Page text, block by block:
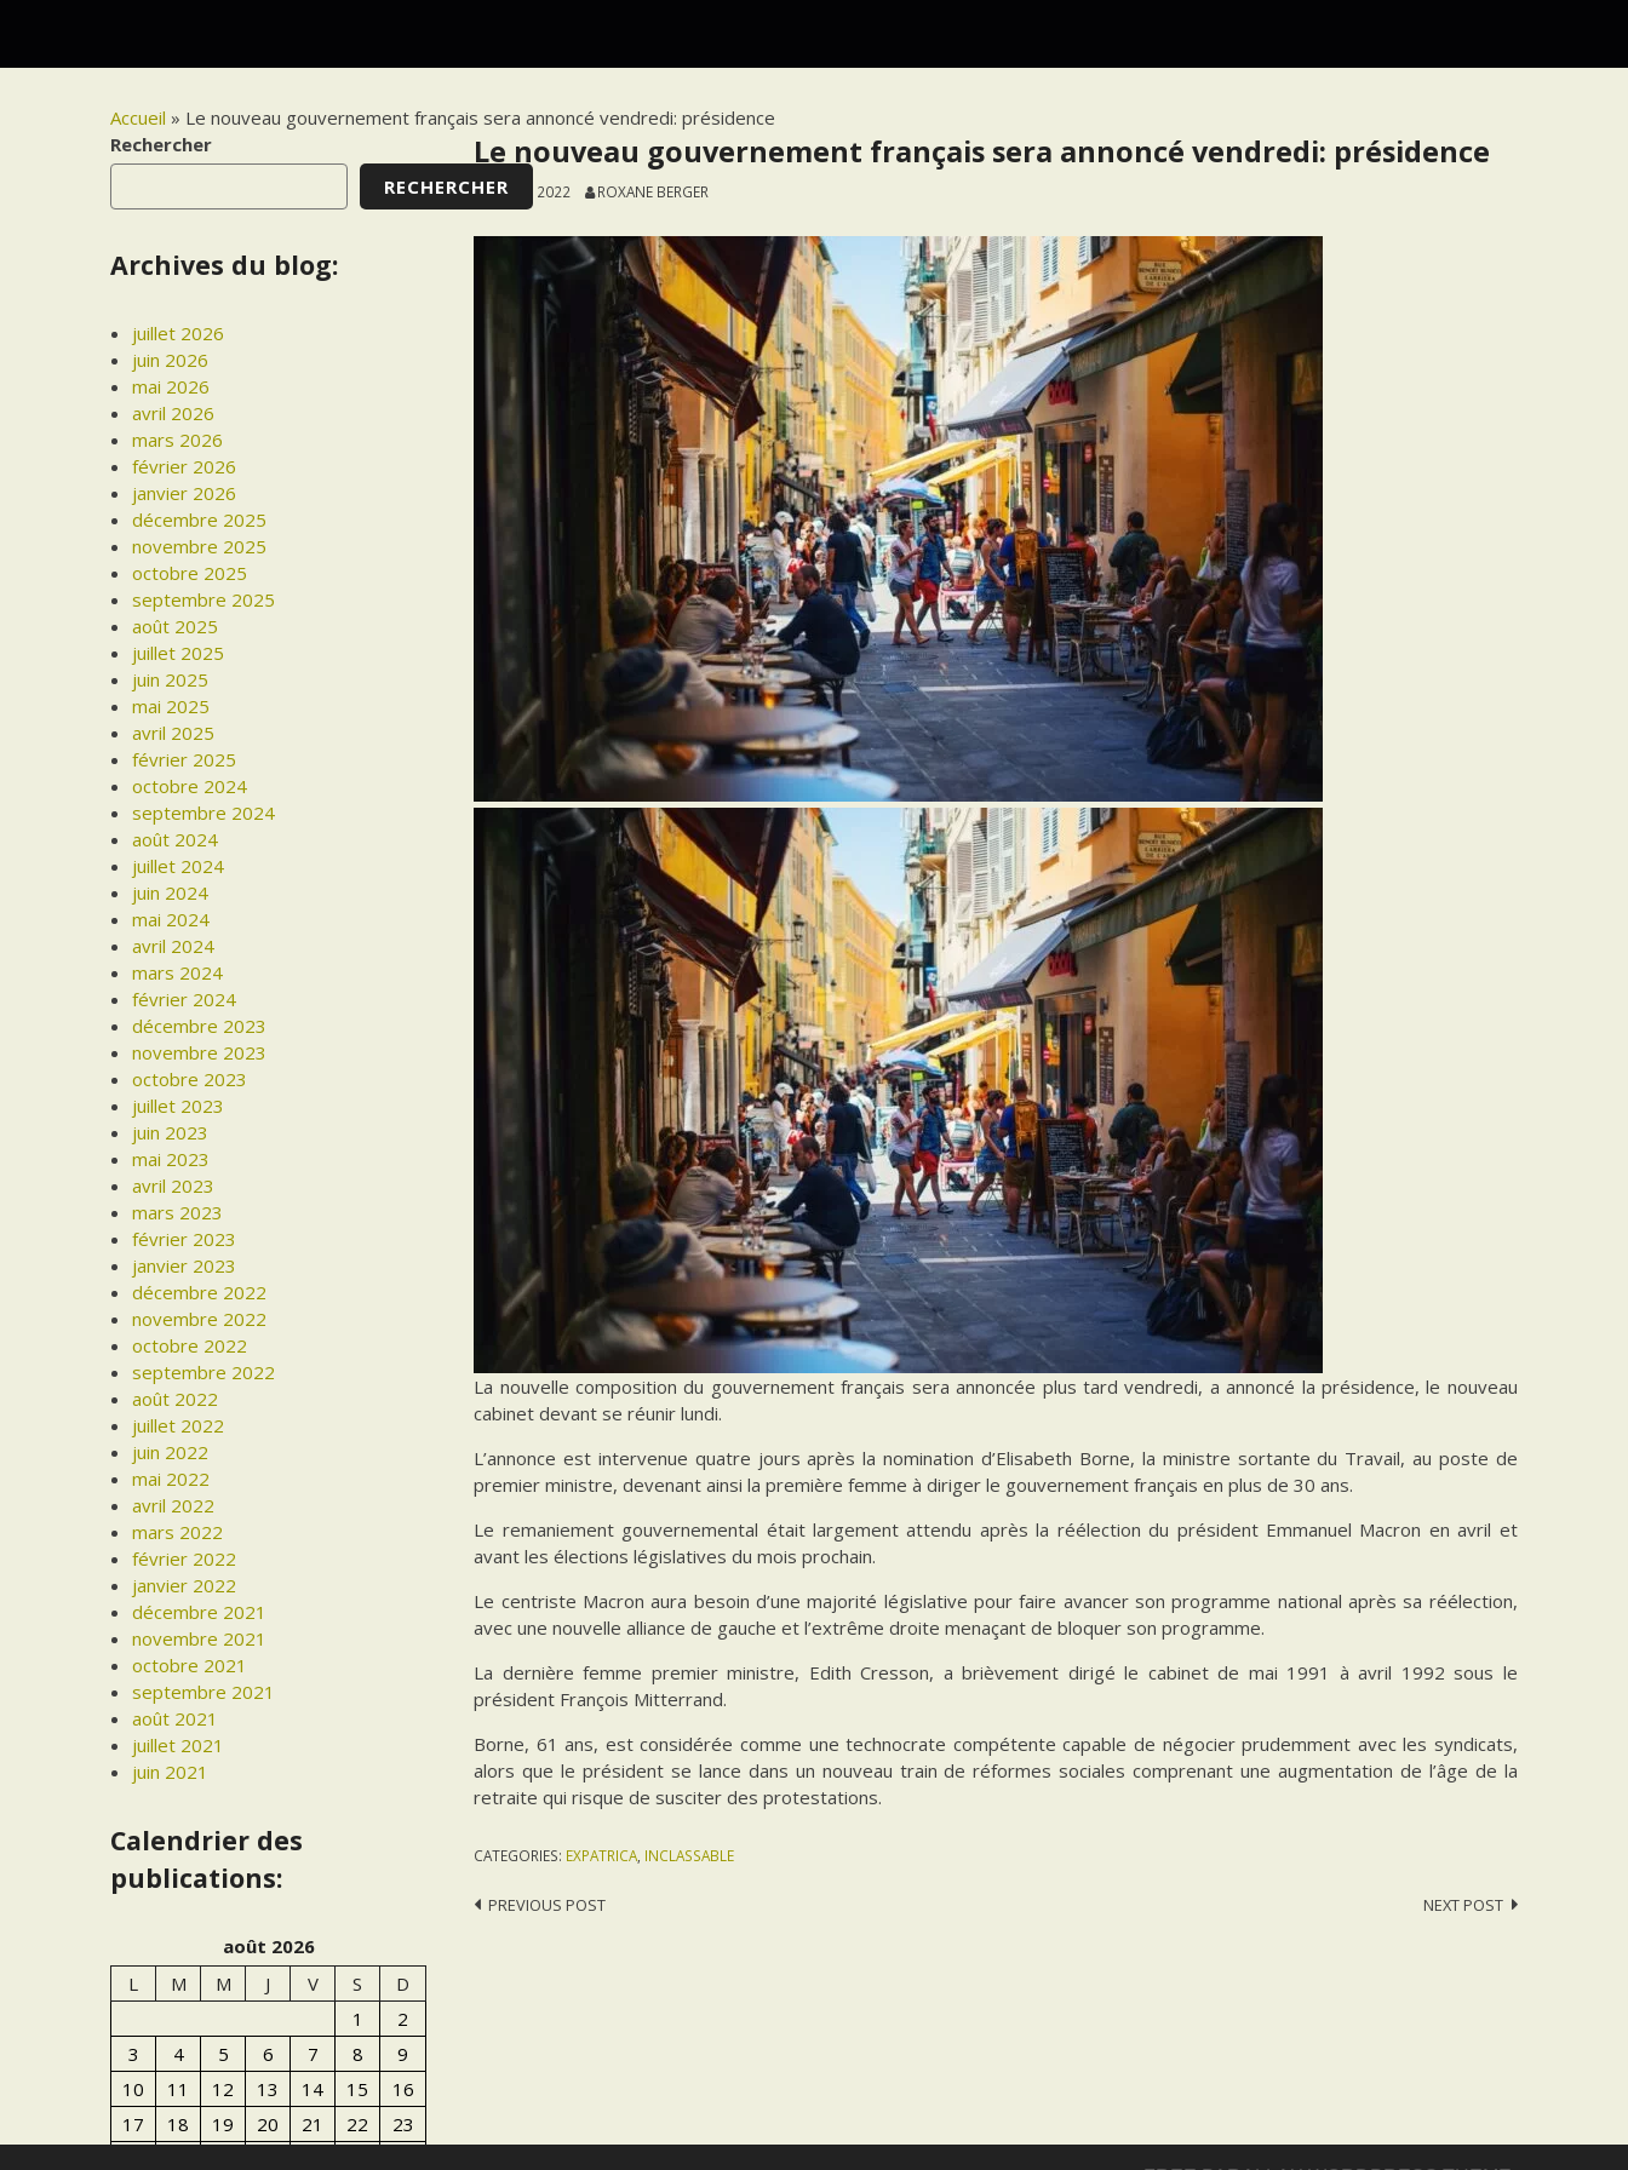
Accueil » Le nouveau gouvernement français sera annoncé vendredi: présidence
Le nouveau gouvernement français sera annoncé vendredi: présidence
20 MAI 2022 ROXANE BERGER
La nouvelle composition du gouvernement français sera annoncée plus tard vendredi, a annoncé la présidence, le nouveau
cabinet devant se réunir lundi.
L’annonce est intervenue quatre jours après la nomination d’Elisabeth Borne, la ministre sortante du Travail, au poste de
premier ministre, devenant ainsi la première femme à diriger le gouvernement français en plus de 30 ans.
Le remaniement gouvernemental était largement attendu après la réélection du président Emmanuel Macron en avril et
avant les élections législatives du mois prochain.
Le centriste Macron aura besoin d’une majorité législative pour faire avancer son programme national après sa réélection,
avec une nouvelle alliance de gauche et l’extrême droite menaçant de bloquer son programme.
La dernière femme premier ministre, Edith Cresson, a brièvement dirigé le cabinet de mai 1991 à avril 1992 sous le
président François Mitterrand.
Borne, 61 ans, est considérée comme une technocrate compétente capable de négocier prudemment avec les syndicats,
alors que le président se lance dans un nouveau train de réformes sociales comprenant une augmentation de l’âge de la
retraite qui risque de susciter des protestations.
CATEGORIES: EXPATRICA INCLASSABLE
Post
PREVIOUS POST NEXT POST
Rechercher
RECHERCHER
Archives du blog:
juillet 2026
juin 2026
mai 2026
avril 2026
mars 2026
février 2026
janvier 2026
décembre 2025
novembre 2025
octobre 2025
septembre 2025
août 2025
juillet 2025
juin 2025
mai 2025
avril 2025
février 2025
octobre 2024
septembre 2024
août 2024
juillet 2024
juin 2024
mai 2024
avril 2024
mars 2024
février 2024
décembre 2023
novembre 2023
octobre 2023
juillet 2023
juin 2023
mai 2023
avril 2023
mars 2023
février 2023
janvier 2023
décembre 2022
novembre 2022
octobre 2022
septembre 2022
août 2022
juillet 2022
juin 2022
mai 2022
avril 2022
mars 2022
février 2022
janvier 2022
décembre 2021
novembre 2021
octobre 2021
septembre 2021
août 2021
juillet 2021
juin 2021
Calendrier des
publications:
août 2026
L
M M J V S
D
1
2
3
4 5 6 7 8
9
10
11 12 13 14 15
16
17
18 19 20 21 22
23